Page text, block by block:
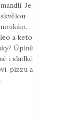
Je
a keto
Úplně
i sladké
pizzu a